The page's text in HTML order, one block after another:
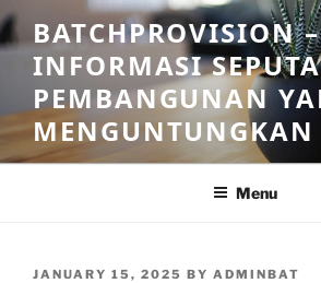
Skip
to
content
BATCHPROVISION –
INFORMASI
PEMBANGUNAN
MENGUNTUNGKAN
Menu
POSTED
JANUARY 15, 2025 BY ADMINBAT